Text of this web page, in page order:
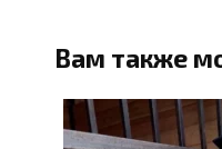
Вам также